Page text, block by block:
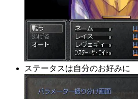
ステータスは自分のお好みに